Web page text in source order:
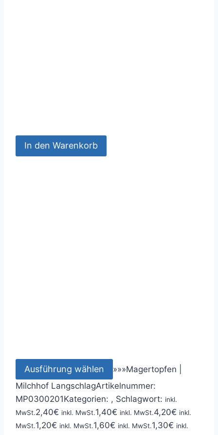
In den Warenkorb
Ausführung wählen »»»Magertopfen |
Milchhof LangschlagArtikelnummer:
MP0300201Kategorien: , Schlagwort: inkl.
MwSt.2,40€ inkl. MwSt.1,40€ inkl. MwSt.4,20€ inkl.
MwSt.1,20€ inkl. MwSt.1,60€ inkl. MwSt.1,30€ inkl.